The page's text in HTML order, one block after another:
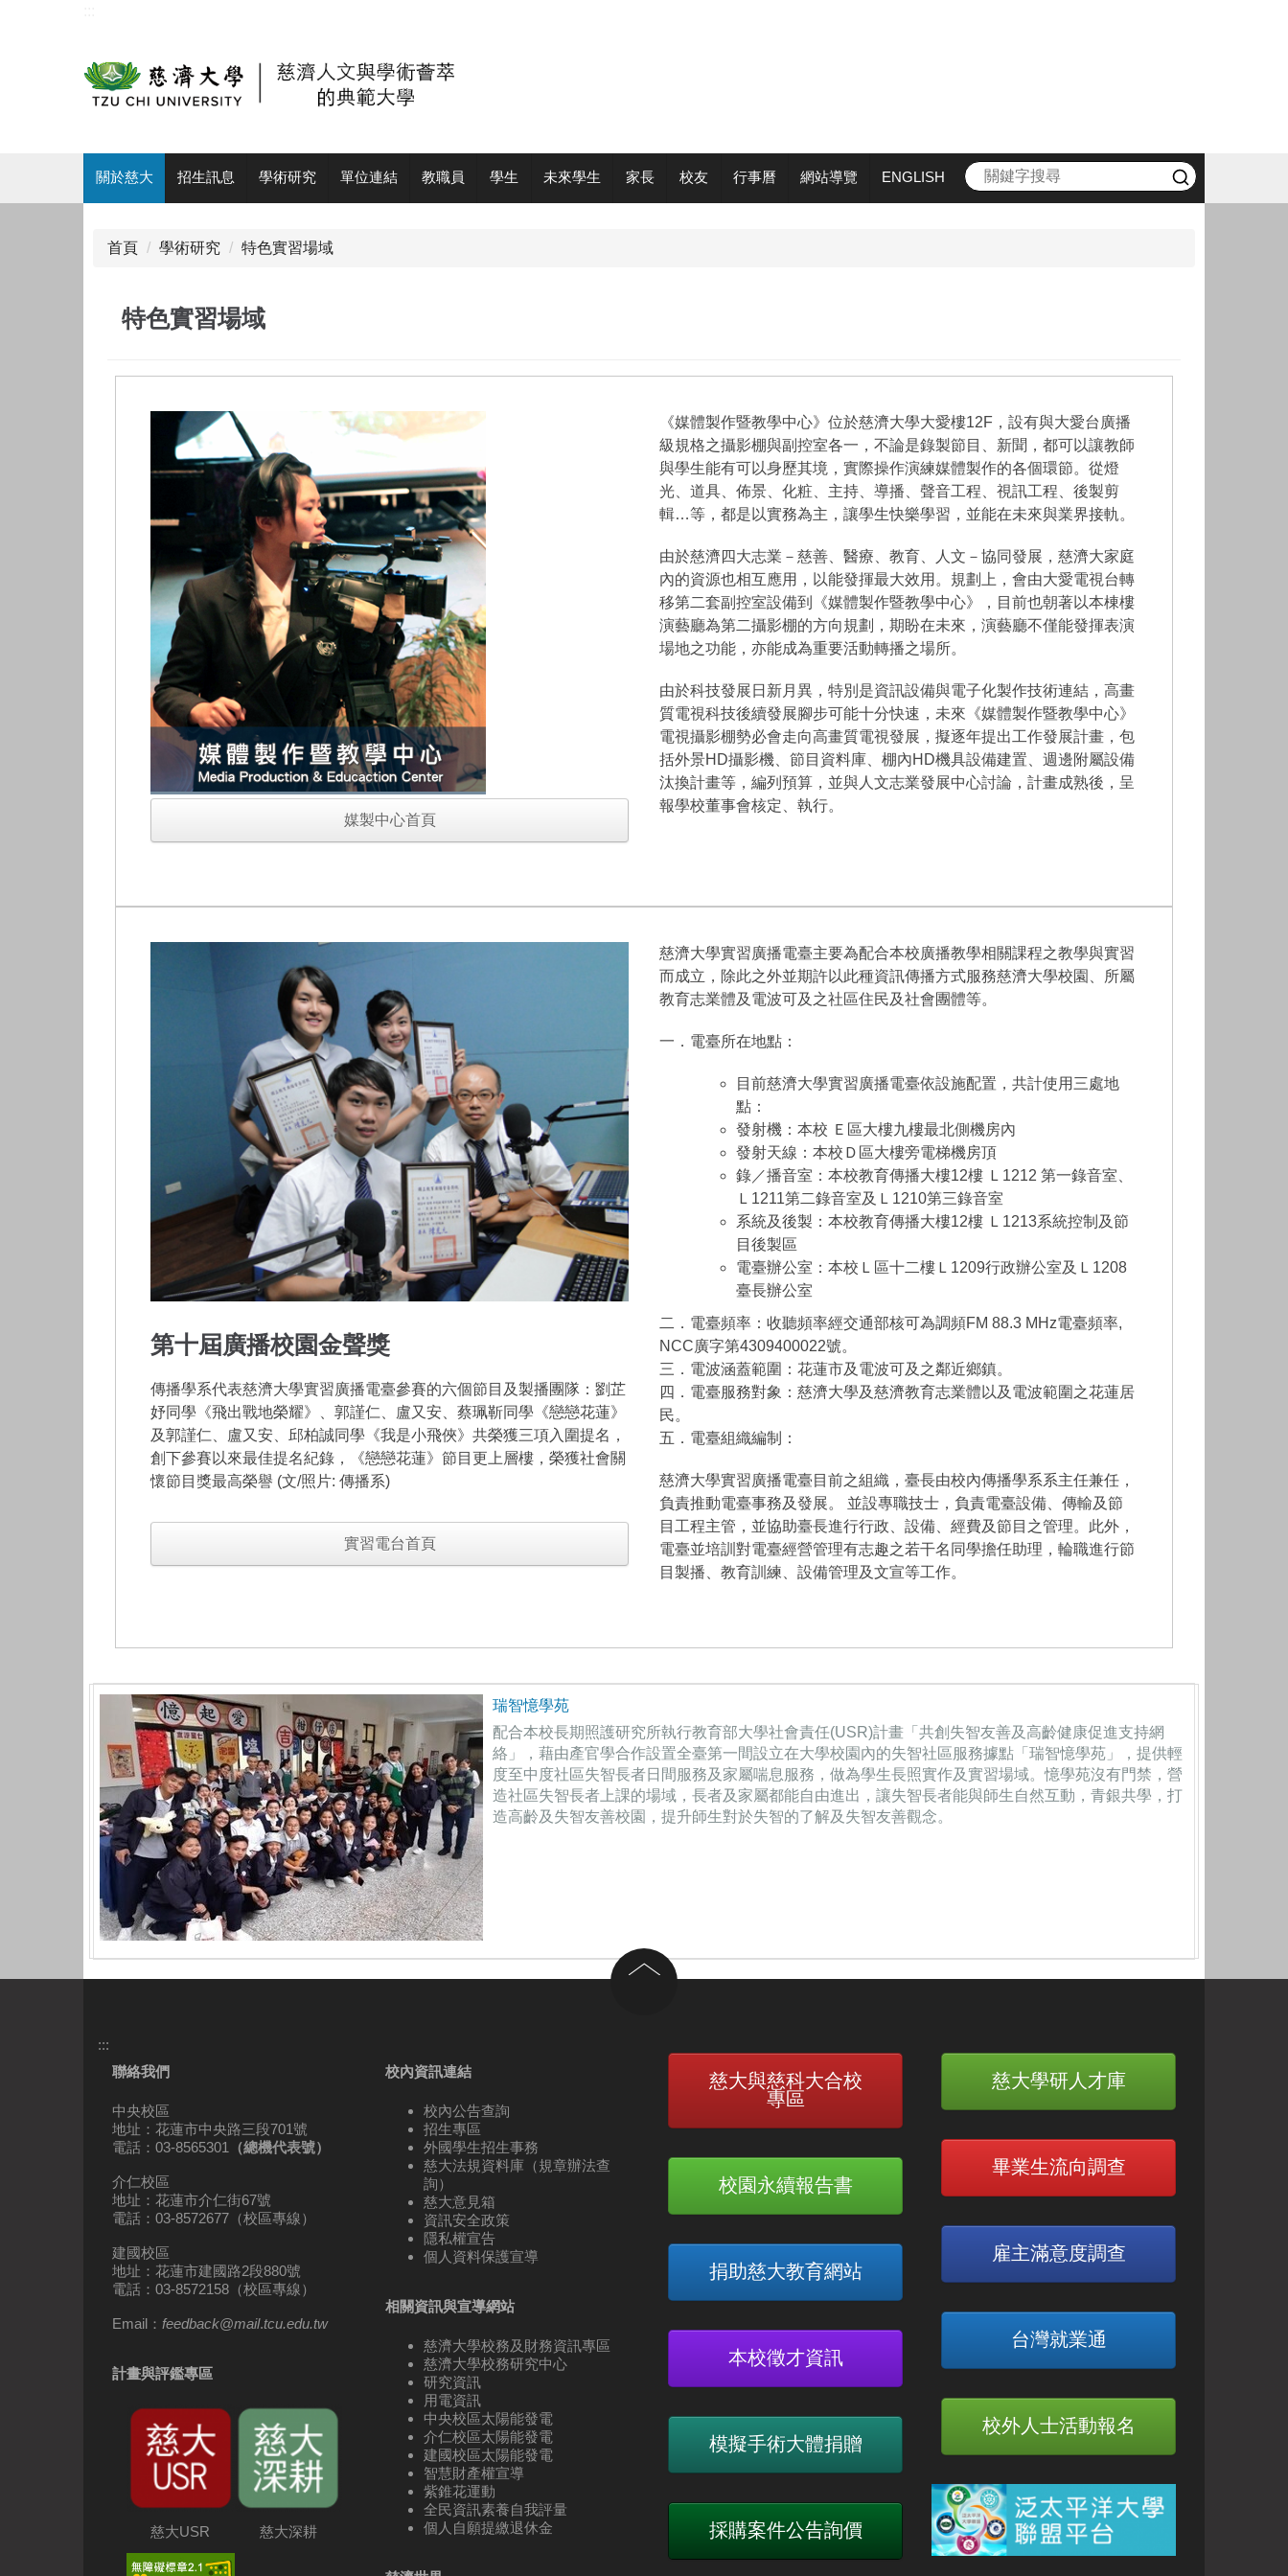
關於慈大 招生訊息 學術研究 單位連結 教職員 學生 未來學生 家長 校友 行事曆 網站導覽 ENGLISH
:::
首頁 學術研究 特色實習場域
特色實習場域
媒製中心首頁
《媒體製作暨教學中心》位於慈濟大學大愛樓12F，設有與大愛台廣播
級規格之攝影棚與副控室各一，不論是錄製節目、新聞，都可以讓教師
與學生能有可以身歷其境，實際操作演練媒體製作的各個環節。從燈
光、道具、佈景、化粧、主持、導播、聲音工程、視訊工程、後製剪
輯…等，都是以實務為主，讓學生快樂學習，並能在未來與業界接軌。
由於慈濟四大志業－慈善、醫療、教育、人文－協同發展，慈濟大家庭
內的資源也相互應用，以能發揮最大效用。規劃上，會由大愛電視台轉
移第二套副控室設備到《媒體製作暨教學中心》，目前也朝著以本棟樓
演藝廳為第二攝影棚的方向規劃，期盼在未來，演藝廳不僅能發揮表演
場地之功能，亦能成為重要活動轉播之場所。
由於科技發展日新月異，特別是資訊設備與電子化製作技術連結，高畫
質電視科技後續發展腳步可能十分快速，未來《媒體製作暨教學中心》
電視攝影棚勢必會走向高畫質電視發展，擬逐年提出工作發展計畫，包
括外景HD攝影機、節目資料庫、棚內HD機具設備建置、週邊附屬設備
汰換計畫等，編列預算，並與人文志業發展中心討論，計畫成熟後，呈
報學校董事會核定、執行。
第十屆廣播校園金聲獎
傳播學系代表慈濟大學實習廣播電臺參賽的六個節目及製播團隊：劉芷
妤同學《飛出戰地榮耀》、郭謹仁、盧又安、蔡珮靳同學《戀戀花蓮》
及郭謹仁、盧又安、邱柏誠同學《我是小飛俠》共榮獲三項入圍提名，
創下參賽以來最佳提名紀錄，《戀戀花蓮》節目更上層樓，榮獲社會關
懷節目獎最高榮譽 (文/照片: 傳播系)
實習電台首頁
慈濟大學實習廣播電臺主要為配合本校廣播教學相關課程之教學與實習
而成立，除此之外並期許以此種資訊傳播方式服務慈濟大學校園、所屬
教育志業體及電波可及之社區住民及社會團體等。
一．電臺所在地點：
目前慈濟大學實習廣播電臺依設施配置，共計使用三處地
點：
發射機：本校 Ｅ區大樓九樓最北側機房內
發射天線：本校Ｄ區大樓旁電梯機房頂
錄／播音室：本校教育傳播大樓12樓 Ｌ1212 第一錄音室、
Ｌ1211第二錄音室及Ｌ1210第三錄音室
系統及後製：本校教育傳播大樓12樓 Ｌ1213系統控制及節
目後製區
電臺辦公室：本校Ｌ區十二樓Ｌ1209行政辦公室及Ｌ1208
臺長辦公室
二．電臺頻率：收聽頻率經交通部核可為調頻FM 88.3 MHz電臺頻率,
NCC廣字第4309400022號。
三．電波涵蓋範圍：花蓮市及電波可及之鄰近鄉鎮。
四．電臺服務對象：慈濟大學及慈濟教育志業體以及電波範圍之花蓮居
民。
五．電臺組織編制：
慈濟大學實習廣播電臺目前之組織，臺長由校內傳播學系系主任兼任，
負責推動電臺事務及發展。 並設專職技士，負責電臺設備、傳輸及節
目工程主管，並協助臺長進行行政、設備、經費及節目之管理。此外，
電臺並培訓對電臺經營管理有志趣之若干名同學擔任助理，輪職進行節
目製播、教育訓練、設備管理及文宣等工作。
瑞智憶學苑
配合本校長期照護研究所執行教育部大學社會責任(USR)計畫「共創失智友善及高齡健康促進支持網
絡」，藉由產官學合作設置全臺第一間設立在大學校園內的失智社區服務據點「瑞智憶學苑」，提供輕
度至中度社區失智長者日間服務及家屬喘息服務，做為學生長照實作及實習場域。憶學苑沒有門禁，營
造社區失智長者上課的場域，長者及家屬都能自由進出，讓失智長者能與師生自然互動，青銀共學，打
造高齡及失智友善校園，提升師生對於失智的了解及失智友善觀念。
回到頂部
:::
聯絡我們
中央校區
地址：花蓮市中央路三段701號
電話：03-8565301
（總機代表號）
介仁校區
地址：花蓮市介仁街67號
電話：03-8572677（校區專線）
建國校區
地址：花蓮市建國路2段880號
電話：03-8572158（校區專線）
Email： feedback@mail.tcu.edu.tw
計畫與評鑑專區
慈大USR 慈大深耕
校內資訊連結
校內公告查詢
招生專區
外國學生招生事務
慈大法規資料庫（規章辦法查
詢）
慈大意見箱
資訊安全政策
隱私權宣告
個人資料保護宣導
相關資訊與宣導網站
慈濟大學校務及財務資訊專區
慈濟大學校務研究中心
研究資訊
用電資訊
中央校區太陽能發電
介仁校區太陽能發電
建國校區太陽能發電
智慧財產權宣導
紫錐花運動
全民資訊素養自我評量
個人自願提繳退休金
慈大與慈科大合校
專區
校園永續報告書
捐助慈大教育網站
本校徵才資訊
模擬手術大體捐贈
採購案件公告詢價
慈大學研人才庫
畢業生流向調查
雇主滿意度調查
台灣就業通
校外人士活動報名